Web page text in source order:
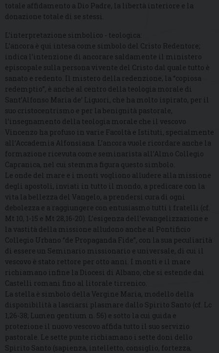
totale affidamento a Dio Padre, la libertà interiore e la
donazione totale di se stessi.
L’interpretazione simbolico - teologica:
L’ancora è qui intesa come simbolo del Cristo Redentore;
indica l’intenzione di ancorare saldamente il ministero
episcopale sulla persona vivente del Cristo dal quale tutto è
sanato e redento. Il mistero della redenzione, la “copiosa
redemptio”, è anche al centro della teologia morale di
Sant’Alfonso Maria de’ Liguori, che ha molto ispirato, per il
suo cristocentrismo e per la benignità pastorale,
l’insegnamento della teologia morale che il vescovo
Vincenzo ha profuso in varie Facoltà e Istituti, specialmente
all’Accademia Alfonsiana. L’ancora vuole ricordare anche la
formazione ricevuta come seminarista all’Almo Collegio
Capranica, nel cui stemma figura questo simbolo.
Le onde del mare e i monti vogliono alludere alla missione
degli apostoli, inviati in tutto il mondo, a predicare con la
vita la bellezza del Vangelo, a prendersi cura di ogni
debolezza e a raggiungere con entusiasmo tutti i fratelli (cf.
Mt 10, 1-15 e Mt 28,16-20). L’esigenza dell’evangelizzazione e
la vastità della missione alludono anche al Pontificio
Collegio Urbano “de Propaganda Fide”, con la sua peculiarità
di essere un Seminario missionario e universale, di cui il
vescovo è stato rettore per otto anni. I monti e il mare
richiamano infine la Diocesi di Albano, che si estende dai
Castelli romani fino al litorale tirrenico.
La stella è simbolo della Vergine Maria, modello della
disponibilità a lasciarsi plasmare dallo Spirito Santo (cf. Lc
1,26-38; Lumen gentium n. 56) e sotto la cui guida e
protezione il nuovo vescovo affida tutto il suo servizio
pastorale. Le sette punte richiamano i sette doni dello
Spirito Santo (sapienza, intelletto, consiglio, fortezza,